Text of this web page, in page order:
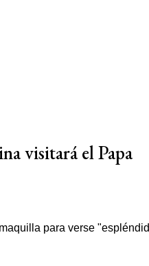
visitará el Papa